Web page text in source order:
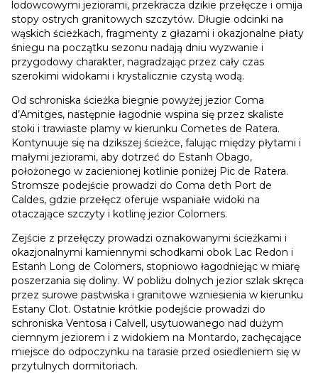
lodowcowymi jeziorami, przekracza dzikie przełęcze i omija
stopy ostrych granitowych szczytów. Długie odcinki na
wąskich ścieżkach, fragmenty z głazami i okazjonalne płaty
śniegu na początku sezonu nadają dniu wyzwanie i
przygodowy charakter, nagradzając przez cały czas
szerokimi widokami i krystalicznie czystą wodą.
Od schroniska ścieżka biegnie powyżej jezior Coma
d’Amitges, następnie łagodnie wspina się przez skaliste
stoki i trawiaste plamy w kierunku Cometes de Ratera.
Kontynuuje się na dzikszej ścieżce, falując między płytami i
małymi jeziorami, aby dotrzeć do Estanh Obago,
położonego w zacienionej kotlinie poniżej Pic de Ratera.
Stromsze podejście prowadzi do Coma deth Port de
Caldes, gdzie przełęcz oferuje wspaniałe widoki na
otaczające szczyty i kotlinę jezior Colomers.
Zejście z przełęczy prowadzi oznakowanymi ścieżkami i
okazjonalnymi kamiennymi schodkami obok Lac Redon i
Estanh Long de Colomers, stopniowo łagodniejąc w miarę
poszerzania się doliny. W pobliżu dolnych jezior szlak skręca
przez surowe pastwiska i granitowe wzniesienia w kierunku
Estany Clot. Ostatnie krótkie podejście prowadzi do
schroniska Ventosa i Calvell, usytuowanego nad dużym
ciemnym jeziorem i z widokiem na Montardo, zachęcające
miejsce do odpoczynku na tarasie przed osiedleniem się w
przytulnych dormitoriach.